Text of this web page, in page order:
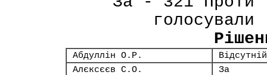
Абдуллін О.Р.
Відсутній
Алєксєєв С.О.
За